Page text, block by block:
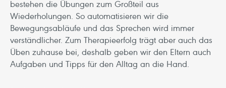
bestehen die Übungen zum Großteil aus
Wiederholungen. So automatisieren wir die
Bewegungsabläufe und das Sprechen wird immer
verständlicher. Zum Therapieerfolg trägt aber auch das
Üben zuhause bei, deshalb geben wir den Eltern auch
Aufgaben und Tipps für den Alltag an die Hand.